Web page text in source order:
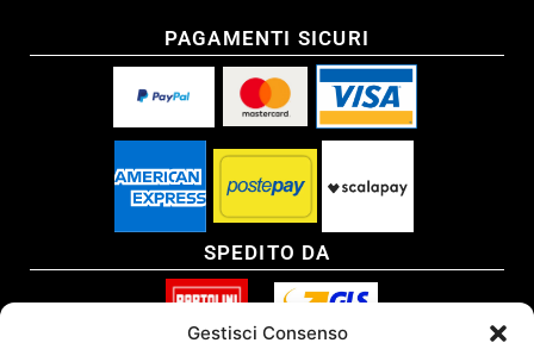
Gestisci Consenso
PAGAMENTI SICURI
SPEDITO DA